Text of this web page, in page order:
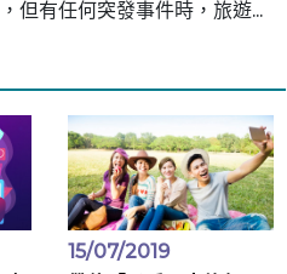
但有任何突發事件時，旅遊...
15/07/2019